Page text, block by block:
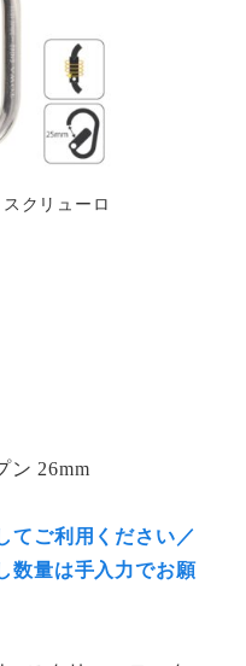
クリューロ
ン 26mm
てご利用ください／
数量は手入力でお願